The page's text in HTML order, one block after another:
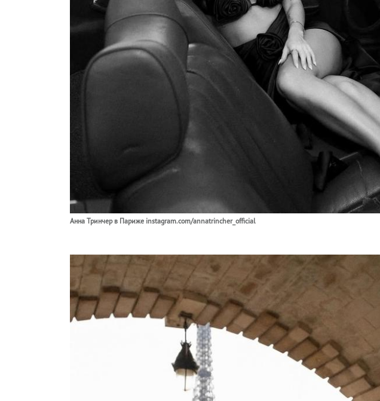
Анна Тринчер в Париже instagram.com/annatrincher_official